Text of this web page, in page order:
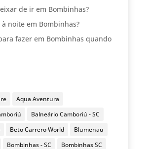
de ir em Bombinhas?
noite em Bombinhas?
fazer em Bombinhas quando
Aqua Aventura
Balneário Camboriú - SC
Beto Carrero World
Blumenau
Bombinhas - SC Bombinhas SC